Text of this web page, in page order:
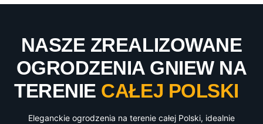
NASZE ZREALIZOWANE
OGRODZENIA GNIEW NA
TERENIE CAŁEJ POLSKI
Eleganckie ogrodzenia na terenie całej Polski, idealnie